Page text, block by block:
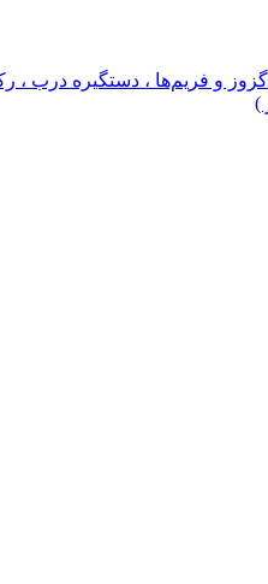
اگزوز و فریم‌ها ، دستگیره درب ،
)